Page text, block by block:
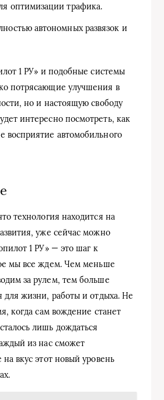
оптимизации трафика.
автономных развязок и
1 РУ» и подобные системы
потрясающие улучшения в
но и настоящую свободу
интересно посмотреть, как
восприятие автомобильного
технология находится на
уже сейчас можно
1 РУ» — это шаг к
мы все ждем. Чем меньше
за рулем, тем больше
для жизни, работы и отдыха. Не
когда сам вождение станет
лишь дождаться
из нас сможет
на вкус этот новый уровень